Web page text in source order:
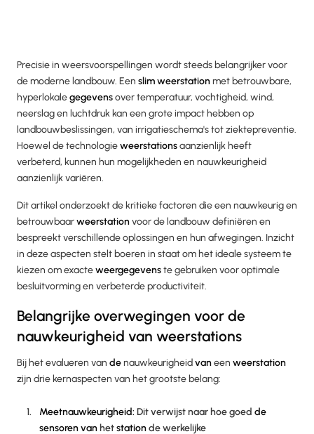
Precisie in weersvoorspellingen wordt steeds belangrijker voor
de moderne landbouw. Een slim weerstationmet betrouwbare,
hyperlokalegegevensover temperatuur, vochtigheid, wind,
neerslag en luchtdruk kan een grote impact hebben op
landbouwbeslissingen, van irrigatieschema's tot ziektepreventie.
Hoewel de technologieweerstationsaanzienlijk heeft
verbeterd, kunnen hun mogelijkheden en nauwkeurigheid
aanzienlijk variëren.
Dit artikel onderzoekt de kritieke factoren die een nauwkeurig en
betrouwbaarweerstationvoor de landbouw definiëren en
bespreekt verschillende oplossingen en hun afwegingen. Inzicht
in deze aspecten stelt boeren in staat om het ideale systeem te
kiezen om exacteweergegevenste gebruiken voor optimale
besluitvorming en verbeterde productiviteit.
Belangrijke overwegingen voor de
nauwkeurigheid van weerstations
Bij het evalueren van denauwkeurigheidvaneen weerstation
zijn drie kernaspecten van het grootste belang:
Meetnauwkeurigheid: Dit verwijst naar hoe goed de
sensoren van hetstationde werkelijke